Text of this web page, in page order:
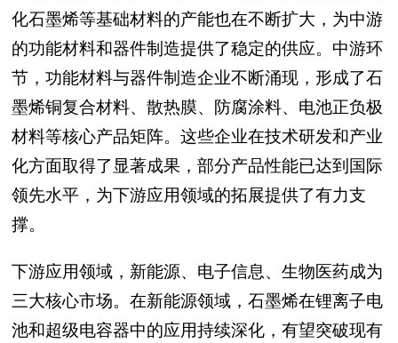
化石墨烯等基础材料的产能也在不断扩大，为中游
的功能材料和器件制造提供了稳定的供应。中游环
节，功能材料与器件制造企业不断涌现，形成了石
墨烯铜复合材料、散热膜、防腐涂料、电池正负极
材料等核心产品矩阵。这些企业在技术研发和产业
化方面取得了显著成果，部分产品性能已达到国际
领先水平，为下游应用领域的拓展提供了有力支
撑。
下游应用领域，新能源、电子信息、生物医药成为
三大核心市场。在新能源领域，石墨烯在锂离子电
池和超级电容器中的应用持续深化，有望突破现有